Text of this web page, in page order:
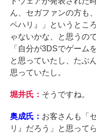
ん、セガファンの方も
ペハリ』」というとこ
ゃないかな、と思うの
「自分が3DSでゲーム
と思っていたし、たぶ
思っていたし。
堀井氏： そうですね。
奥成氏： お客さんも「
リ』だろう」と思って